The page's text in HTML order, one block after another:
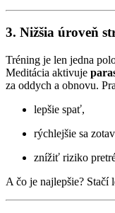
3. Nižšia úroveň
Tréning je len jedna
Meditácia aktivuje
za oddych a obnovu.
lepšie spať,
rýchlejšie sa
znížiť riziko
A čo je najlepšie? Stačí